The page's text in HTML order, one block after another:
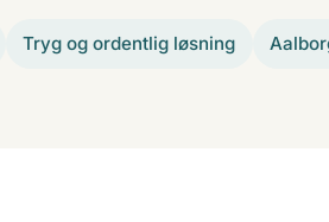
Tryg og ordentlig løsning